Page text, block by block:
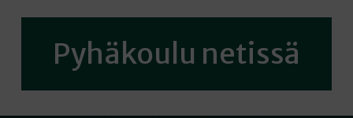
Pyhäkoulu netissä